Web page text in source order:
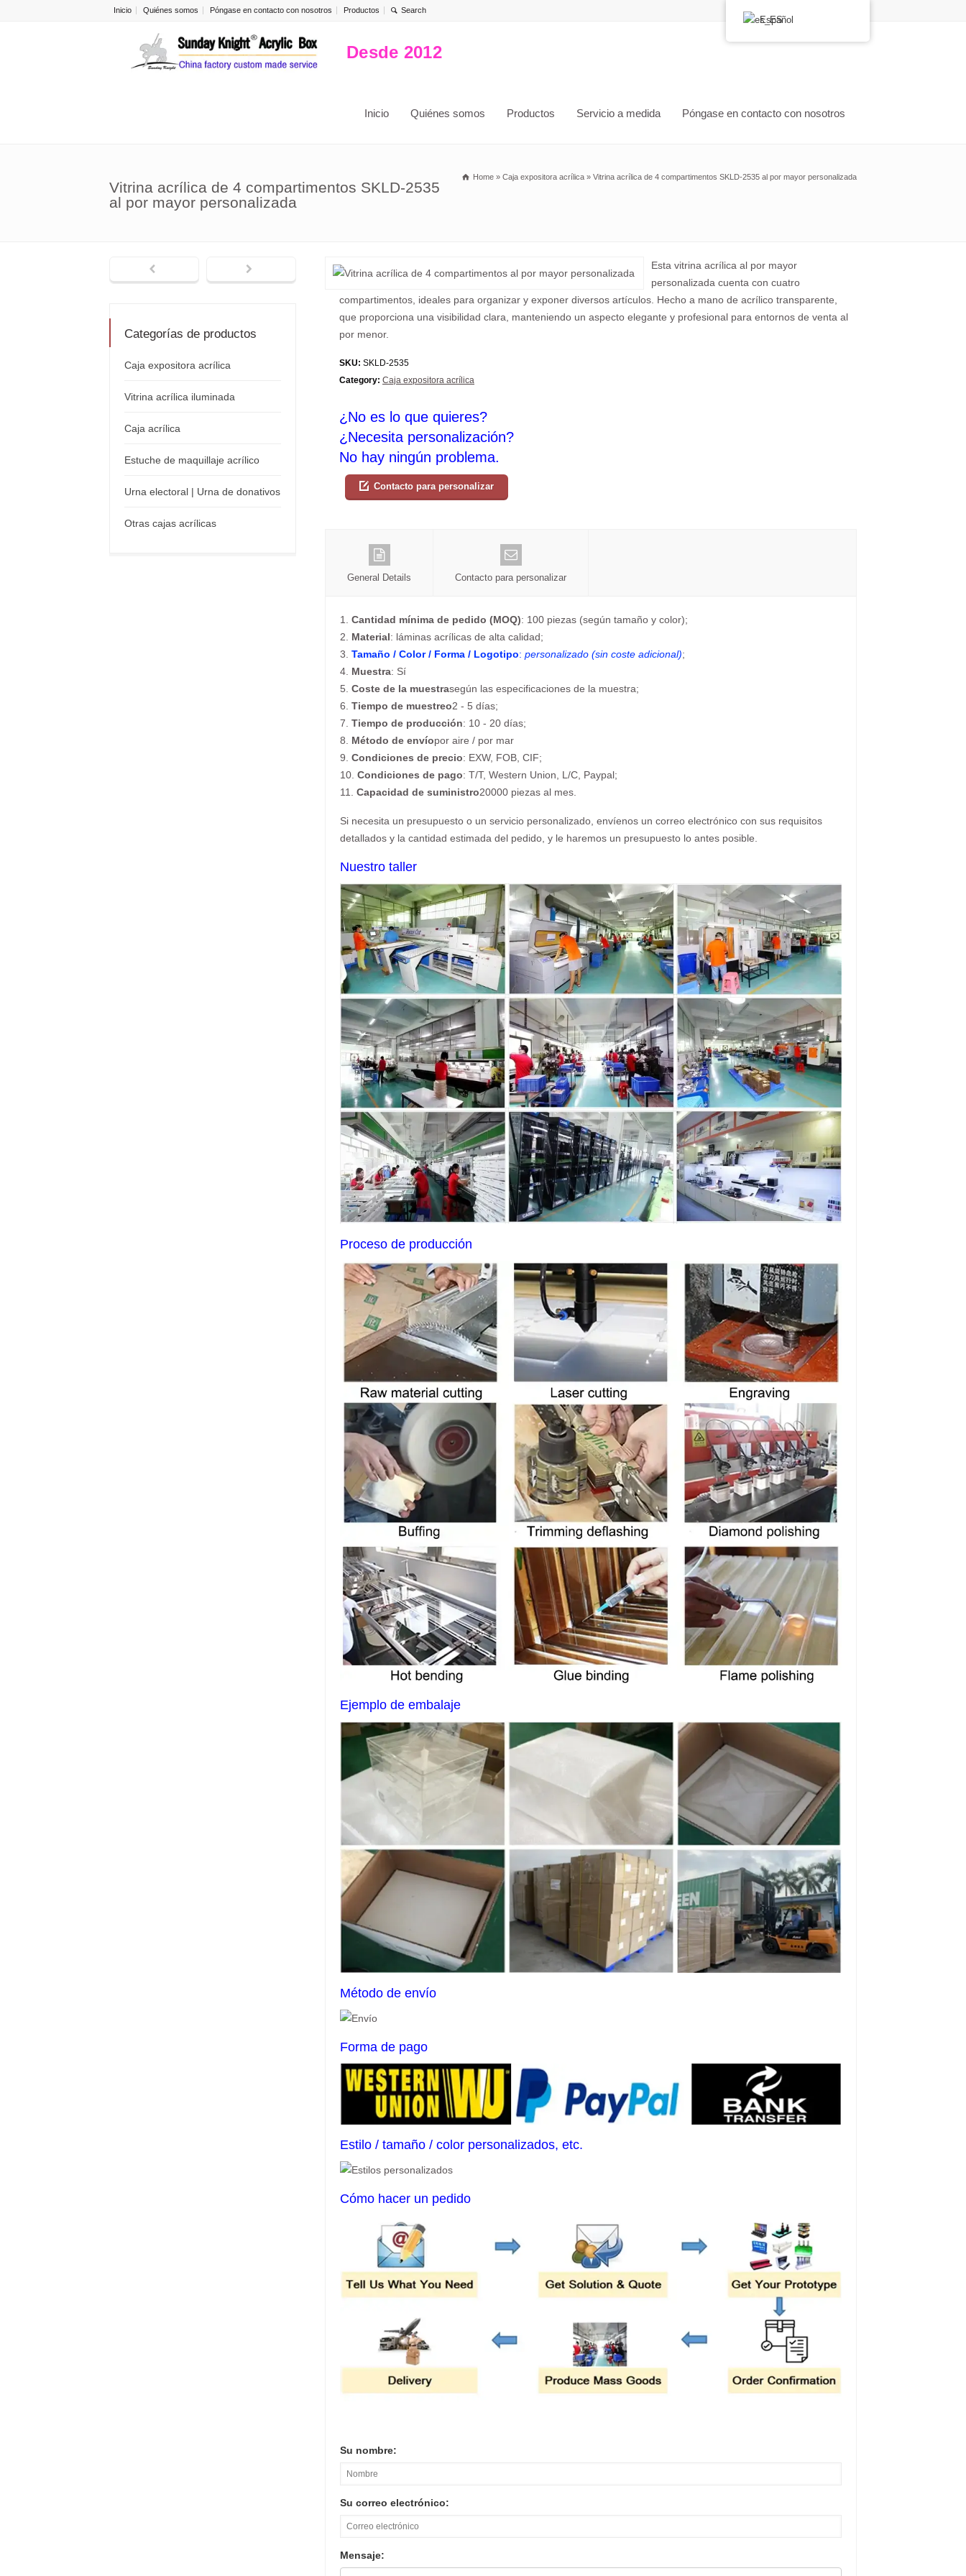
Inicio Quiénes somos Póngase en contacto con nosotros Productos
Desde 2012
Inicio Quiénes somos Productos Servicio a medida Póngase en contacto con nosotros
Vitrina acrílica de 4 compartimentos SKLD-2535
al por mayor personalizada
Home » Caja expositora acrílica » Vitrina acrílica de 4 compartimentos SKLD-2535 al por mayor personalizada
Esta vitrina acrílica al por mayor
personalizada cuenta con cuatro
compartimentos, ideales para organizar y exponer diversos artículos. Hecho a mano de acrílico transparente,
que proporciona una visibilidad clara, manteniendo un aspecto elegante y profesional para entornos de venta al
por menor.
SKU: SKLD-2535
Category: Caja expositora acrílica
¿No es lo que quieres?
¿Necesita personalización?
No hay ningún problema.
Contacto para personalizar
General Details Contacto para personalizar
1. Cantidad mínima de pedido (MOQ): 100 piezas (según tamaño y color);
2. Material: láminas acrílicas de alta calidad;
3. Tamaño / Color / Forma / Logotipo: personalizado (sin coste adicional);
4. Muestra: Sí
5. Coste de la muestrasegún las especificaciones de la muestra;
6. Tiempo de muestreo2 - 5 días;
7. Tiempo de producción: 10 - 20 días;
8. Método de envíopor aire / por mar
9. Condiciones de precio: EXW, FOB, CIF;
10. Condiciones de pago: T/T, Western Union, L/C, Paypal;
11. Capacidad de suministro20000 piezas al mes.
Si necesita un presupuesto o un servicio personalizado, envíenos un correo electrónico con sus requisitos
detallados y la cantidad estimada del pedido, y le haremos un presupuesto lo antes posible.
Nuestro taller
Proceso de producción
Ejemplo de embalaje
Método de envío
Forma de pago
Estilo / tamaño / color personalizados, etc.
Cómo hacer un pedido
Su nombre:
Su correo electrónico:
Mensaje:
Categorías de productos
Caja expositora acrílica
Vitrina acrílica iluminada
Caja acrílica
Estuche de maquillaje acrílico
Urna electoral | Urna de donativos
Otras cajas acrílicas
Español